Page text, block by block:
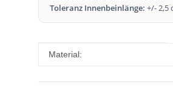
Toleranz Innenbeinlänge: +/- 2,5
Produkteigenschaft
Wert
Material: